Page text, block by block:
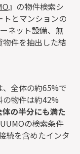
』の物件検索シ
とマンションの
ネット設備、無
件を抽出した結
全体の約65%で
の物件は約42%
の半分にも満た
の検索条件
続を含めたインタ